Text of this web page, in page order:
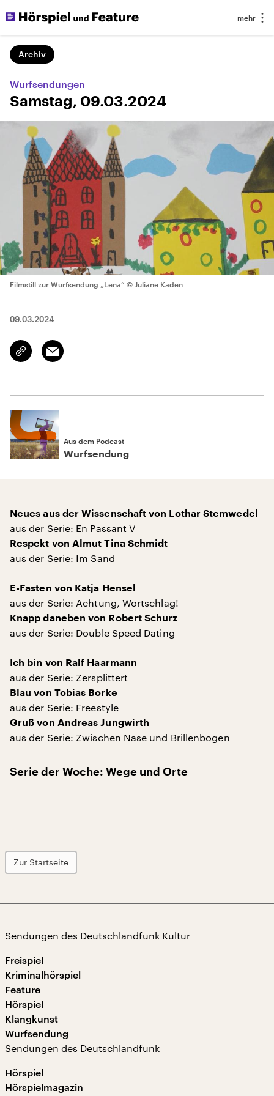
Archiv
Wurfsendungen
Samstag, 09.03.2024
Filmstill zur Wurfsendung „Lena“ © Juliane Kaden
09.03.2024
Link
kopieren/teilen
Email
Aus dem Podcast
Wurfsendung
Neues aus der Wissenschaft von Lothar Stemwedel
aus der Serie: En Passant V
Respekt von Almut Tina Schmidt
aus der Serie: Im Sand
E-Fasten von Katja Hensel
aus der Serie: Achtung, Wortschlag!
Knapp daneben von Robert Schurz
aus der Serie: Double Speed Dating
Ich bin von Ralf Haarmann
aus der Serie: Zersplittert
Blau von Tobias Borke
aus der Serie: Freestyle
Gruß von Andreas Jungwirth
aus der Serie: Zwischen Nase und Brillenbogen
Serie der Woche: Wege und Orte
Zur Startseite
Sendungen des Deutschlandfunk Kultur
Freispiel
Kriminalhörspiel
Feature
Hörspiel
Klangkunst
Wurfsendung
Sendungen des Deutschlandfunk
Hörspiel
Hörspielmagazin